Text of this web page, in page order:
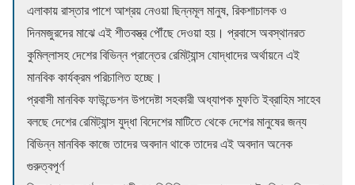
এলাকায় রাস্তার পাশে আশ্রয় নেওয়া ছিন্নমূল মানুষ, রিকশাচালক ও
দিনমজুরদের মাঝে এই শীতবস্ত্র পৌঁছে দেওয়া হয়। প্রবাসে অবস্থানরত
কুমিল্লাসহ দেশের বিভিন্ন প্রান্তের রেমিট্যান্স যোদ্ধাদের অর্থায়নে এই
মানবিক কার্যক্রম পরিচালিত হচ্ছে।
​প্রবাসী মানবিক ফাউন্ডেশন উপদেষ্টা সহকারী অধ্যাপক মুফতি ইব্রাহিম সাহেব
বলছে দেশের রেমিট্যান্স যুদ্ধা বিদেশের মাটিতে থেকে দেশের মানুষের জন্য
বিভিন্ন মানবিক কাজে তাদের অবদান থাকে তাদের এই অবদান অনেক
গুরুত্বপূর্ণ